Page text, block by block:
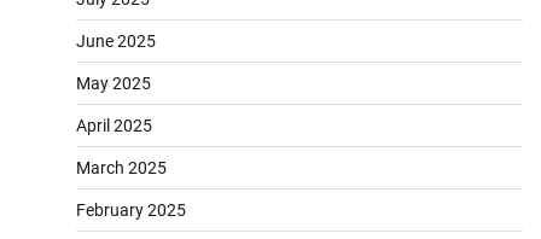
June 2025
May 2025
April 2025
March 2025
February 2025